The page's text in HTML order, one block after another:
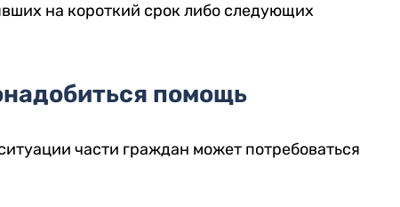
на короткий срок либо следующих
помощь
части граждан может потребоваться